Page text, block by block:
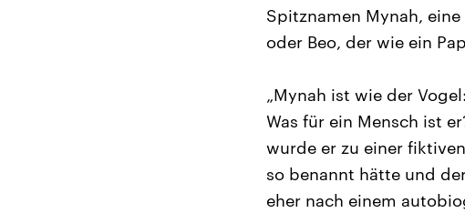
Spitznamen Mynah,
oder Beo, der wie ein
„Mynah ist wie der
Was für ein Mensch ist
wurde er zu einer
so benannt hätte und
eher nach einem